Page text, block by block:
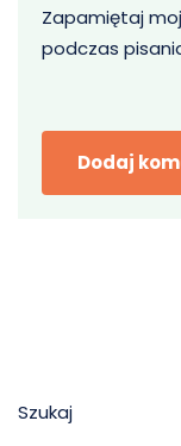
Zapamiętaj
podczas
Szukaj